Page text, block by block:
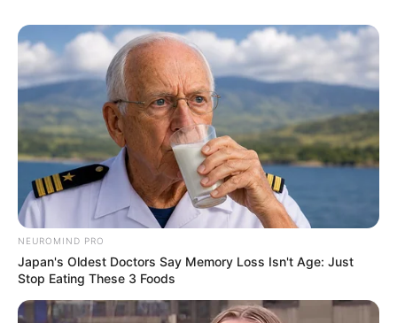
zu ermorden?
weitere Kalauer
Quermania folgen: Impressum & Kontakt
Smartphone Startseite
Suchen:
NEUROMIND PRO
Japan's Oldest Doctors Say Memory Loss Isn't Age: Just
Stop Eating These 3 Foods